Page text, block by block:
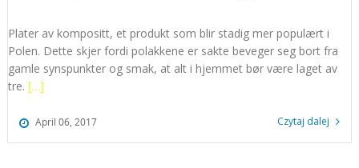
Plater av kompositt, et produkt som blir stadig mer populært i
Polen. Dette skjer fordi polakkene er sakte beveger seg bort fra
gamle synspunkter og smak, at alt i hjemmet bør være laget av
tre. […]
April 06, 2017 Czytaj dalej